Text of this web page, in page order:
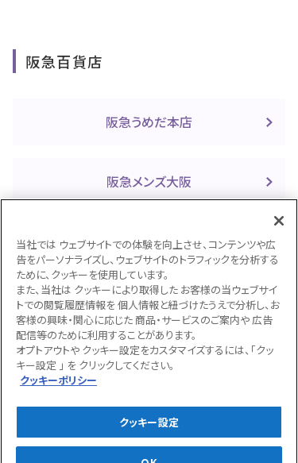
阪急百貨店
阪急うめだ本店
阪急メンズ大阪
千里阪急
高槻阪急
川西阪急
宝塚阪急
当社では ウェブサイトでの体験を向上させ、コンテンツや広
告をパーソナライズし、ウェブサイトのトラフィックを分析する
ために、クッキーを使用しています。
また、当社は クッキーにより取得した お客様の当ウェブサイ
トでの閲覧履歴情報を 個人情報と紐づけたうえで分析し、お
客様の興味・関心に応じた 商品・サービスのご案内や 広告
配信等のために利用することがあります。
オプトアウトや クッキー設定をカスタマイズするには、「クッ
キー設定 」 を クリックしてください。
クッキーポリシー
クッキー設定